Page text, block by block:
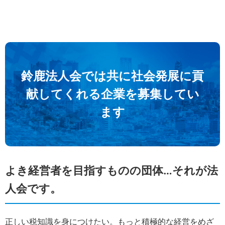
鈴鹿法人会では共に社会発展に貢
献してくれる企業を募集してい
ます
よき経営者を目指すものの団体…それが法
人会です。
正しい税知識を身につけたい。もっと積極的な経営をめざ